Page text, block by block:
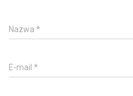
Nazwa *
E-mail *